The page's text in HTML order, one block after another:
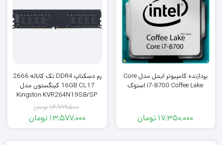
پردازنده کامپیوتر اینتل مدل Core
i7-8700 Coffee Lake استوک
17,350,000 تومان
رم دسکتاپ DDR4 تک کاناله 2666
16GB CL17 کینگستون مدل
Kingston KVR264N19S8/SP
14,999,500تومان
13,577,000 تومان